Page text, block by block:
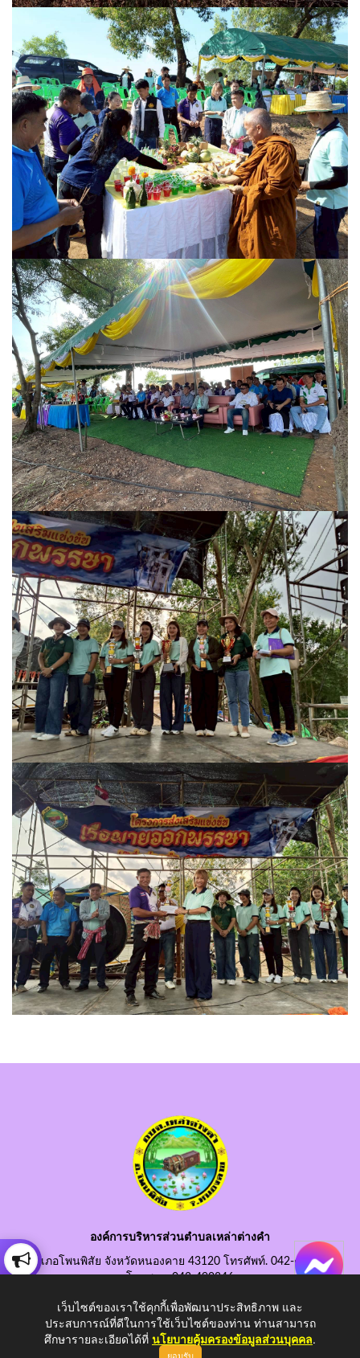
องค์การบริหารส่วนตำบลเหล่าต่างคำ
อำเภอโพนพิสัย จังหวัดหนองคาย 43120 โทรศัพท์. 042-490845
โทรสาร. 042-490846
อีเมลกลาง. saraban@laotangkham.go.th
เว็บไซต์ของเราใช้คุกกี้เพื่อพัฒนาประสิทธิภาพ และ
ประสบการณ์ที่ดีในการใช้เว็บไซต์ของท่าน ท่านสามารถ
ศึกษารายละเอียดได้ที่ นโยบายคุ้มครองข้อมูลส่วนบุคคล.